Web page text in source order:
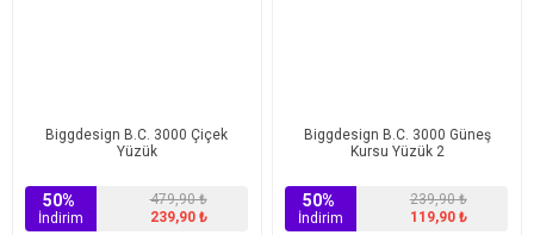
Biggdesign B.C. 3000 Çiçek
Yüzük
50%
İndirim
479,90 ₺
239,90 ₺
Biggdesign B.C. 3000 Güneş
Kursu Yüzük 2
50%
İndirim
239,90 ₺
119,90 ₺